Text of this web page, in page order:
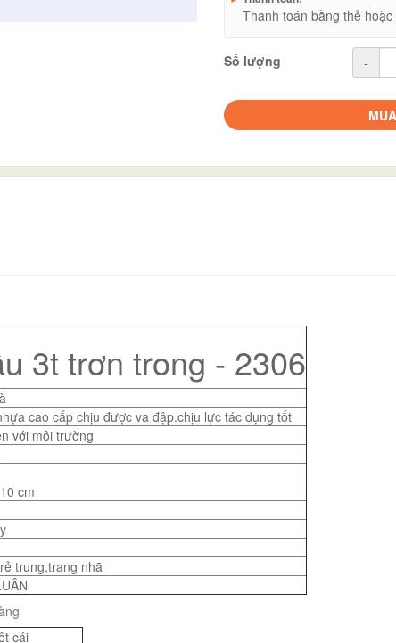
Thanh toán bằng thẻ
Số lượng -
3t trơn trong - 2306
cao cấp chịu được va đập.chịu lực tác dụng tốt
với môi trường
cm
trung,trang nhã
cái